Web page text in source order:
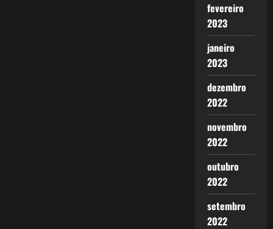
fevereiro
2023
janeiro
2023
dezembro
2022
novembro
2022
outubro
2022
setembro
2022